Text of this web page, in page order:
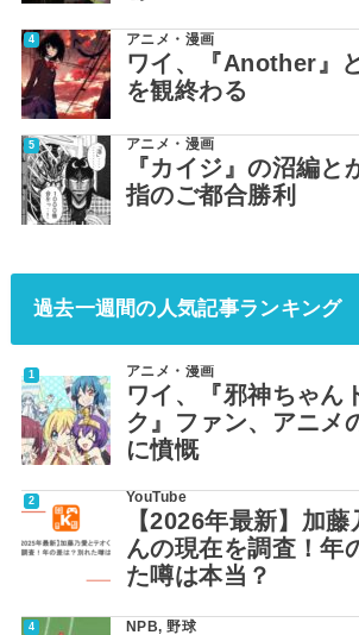
アニメ・漫画
ワイ、『Another』
を観終わる
アニメ・漫画
『カイジ』の沼編と
指のご都合勝利
過去一週間の人気記事ランキング
アニメ・漫画
ワイ、『邪神ちゃん
ク』ファン、アニメ
に憤慨
YouTube
【2026年最新】加藤
んの現在を調査！年
た噂は本当？
NPB,野球